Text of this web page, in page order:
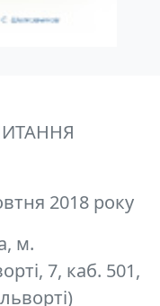
2018 року
м.
7, каб. 501,